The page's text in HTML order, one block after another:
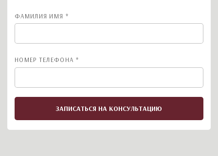
ФАМИЛИЯ ИМЯ *
НОМЕР ТЕЛЕФОНА *
ЗАПИСАТЬСЯ НА КОНСУЛЬТАЦИЮ